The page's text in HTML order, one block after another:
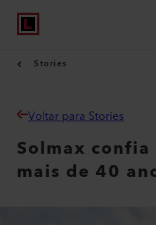
Stories
Voltar para Stories
Solmax
mais de 40